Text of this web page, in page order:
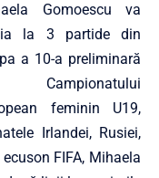
Gomoescu va
la 3 partide din
a 10-a preliminară
feminin U19,
Irlandei, Rusiei,
FIFA, Mihaela